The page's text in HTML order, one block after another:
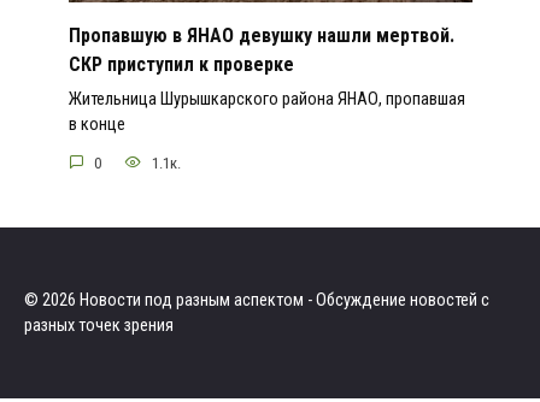
Пропавшую в ЯНАО девушку нашли мертвой.
СКР приступил к проверке
Жительница Шурышкарского района ЯНАО, пропавшая
в конце
0 1.1к.
© 2026 Новости под разным аспектом - Обсуждение новостей с
разных точек зрения